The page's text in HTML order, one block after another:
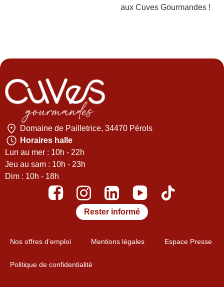
aux Cuves Gourmandes !
Domaine de Pailletrice, 34470 Pérols
Horaires halle
Lun au mer : 10h - 22h
Jeu au sam : 10h - 23h
Dim : 10h - 18h
Rester informé
Nos offres d’emploi Mentions légales Espace Presse
Politique de confidentialité